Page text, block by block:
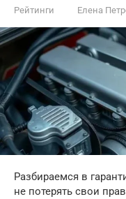
Рейтинги Елена
Разбираемся в
не потерять свои